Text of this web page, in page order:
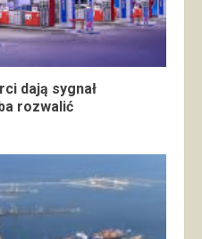
dają sygnał
rozwalić